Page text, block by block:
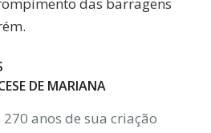
DE MARIANA
anos de sua criação